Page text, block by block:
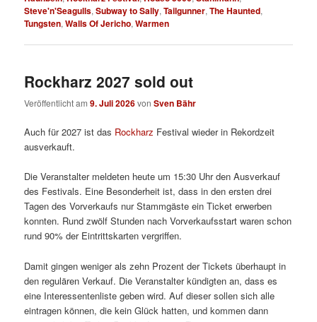
Steve'n'Seagulls,Subway to Sally,Tailgunner,The Haunted,
Tungsten,Walls Of Jericho,Warmen
Rockharz 2027 sold out
Veröffentlicht am9. Juli 2026vonSven Bähr
Auch für 2027 ist das Rockharz Festival wieder in Rekordzeit
ausverkauft.
Die Veranstalter meldeten heute um 15:30 Uhr den Ausverkauf
des Festivals. Eine Besonderheit ist, dass in den ersten drei
Tagen des Vorverkaufs nur Stammgäste ein Ticket erwerben
konnten. Rund zwölf Stunden nach Vorverkaufsstart waren schon
rund 90% der Eintrittskarten vergriffen.
Damit gingen weniger als zehn Prozent der Tickets überhaupt in
den regulären Verkauf. Die Veranstalter kündigten an, dass es
eine Interessentenliste geben wird. Auf dieser sollen sich alle
eintragen können, die kein Glück hatten, und kommen dann